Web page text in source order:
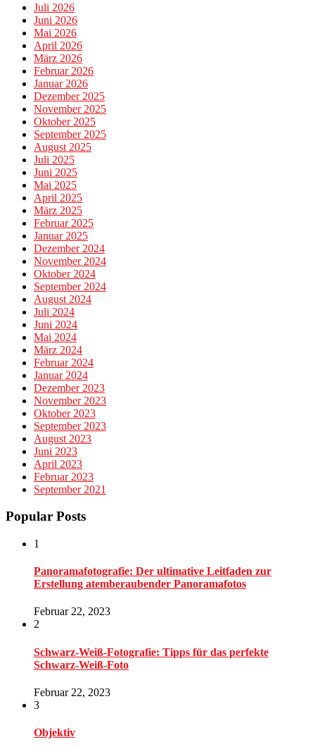
Juli 2026
Juni 2026
Mai 2026
April 2026
März 2026
Februar 2026
Januar 2026
Dezember 2025
November 2025
Oktober 2025
September 2025
August 2025
Juli 2025
Juni 2025
Mai 2025
April 2025
März 2025
Februar 2025
Januar 2025
Dezember 2024
November 2024
Oktober 2024
September 2024
August 2024
Juli 2024
Juni 2024
Mai 2024
März 2024
Februar 2024
Januar 2024
Dezember 2023
November 2023
Oktober 2023
September 2023
August 2023
Juni 2023
April 2023
Februar 2023
September 2021
Popular Posts
1
Panoramafotografie: Der ultimative Leitfaden zur
Erstellung atemberaubender Panoramafotos
Februar 22, 2023
2
Schwarz-Weiß-Fotografie: Tipps für das perfekte
Schwarz-Weiß-Foto
Februar 22, 2023
3
Objektiv